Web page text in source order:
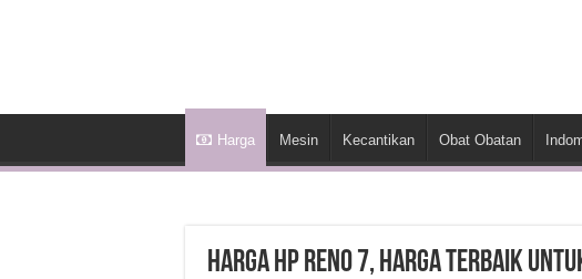
Harga Mesin Kecantikan Obat Obatan
Harga HP Reno 7, Harga Terbaik